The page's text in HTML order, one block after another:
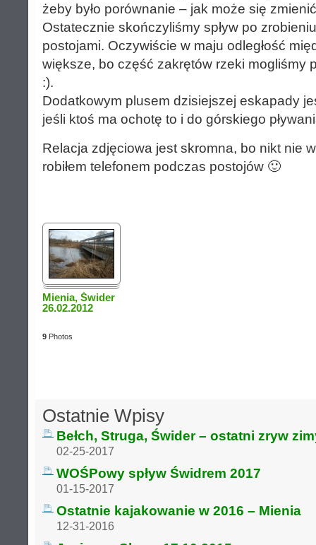
żeby było porównanie – jak może się
Ostatecznie skończyliśmy spływ po
postojami. Oczywiście w maju odległość
większe, bo część zakrętów rzeki mogliśmy
:).
Dodatkowym plusem dzisiejszej eskapady
jeśli ktoś ma ochotę to i do górskiego
Relacja zdjęciowa jest skromna, bo nikt nie
robiłem telefonem podczas postojów 🙂
Mienia, Świder
26.02.2012
9 Photos
Ostatnie Wpisy
Bełch, Struga, Świder – ostatni zryw
02-25-2017
WOŚPowy spływ Świdrem 2017
01-15-2017
Ostatnie kajakowanie w 2016 – Mienia
12-31-2016